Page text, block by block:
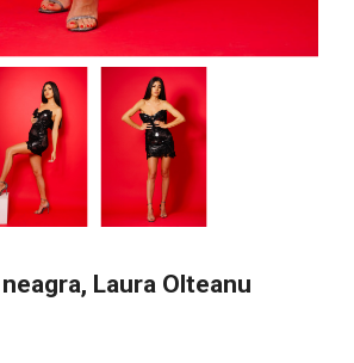
Laura Olteanu